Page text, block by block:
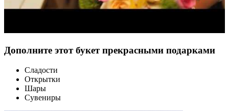
Дополните этот букет прекрасными подарками
Сладости
Открытки
Шары
Сувениры